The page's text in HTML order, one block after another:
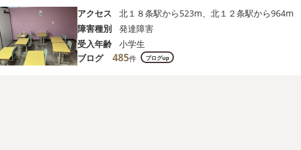
アクセス
北１８条駅から523m、北１２条駅から964m
障害種別
発達障害
受入年齢
小学生
ブログ
485件 ブログup